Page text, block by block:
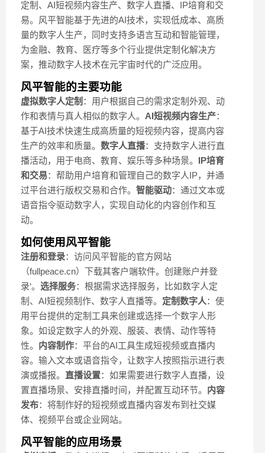
定制、AI短视频内容生产、数字人直播、IP培育和交
易。风平智能基于先进的AI技术，实现低成本、高质
量的数字人生产，同时支持多语言互动和智能管理，
为金融、教育、医疗等多个行业提供定制化解决方
案，推动数字人技术在元宇宙时代的广泛应用。
风平智能的主要功能
虚拟数字人定制 ：用户根据自己的需求定制外观、动
作和表情与真人相似的数字人。 AI短视频内容生产：
基于AI技术快速生成高质量的短视频内容，提高内容
生产的效率和质量。 数字人直播：支持数字人进行直
播活动，用于电商、教育、娱乐等多种场景。 IP培育
和交易：帮助用户培育和管理自己的数字人IP，并通
过平台进行版权交易和合作。 智能驱动：通过文本或
语音指令驱动数字人，实现自动化的内容创作和互
动。
如何使用风平智能
注册和登录：访问风平智能的官方网站
（fullpeace.cn）下载其客户端软件。创建账户并登
录‘。 选择服务：根据需求选择服务，比如数字人定
制、AI短视频制作、数字人直播等。 定制数字人：使
用平台提供的定制工具来创建或选择一个数字人形
象。如设定数字人的外观、服装、表情、动作等特
性。 内容制作：平台的AI工具生成短视频或直播内
容。输入文本或语音指令，让数字人按照指示进行表
演或播报。 直播设置：如果需要进行数字人直播，设
置直播场景、安排直播时间，并配置互动环节。 内容
发布：将制作好的短视频或直播内容发布到社交媒
体、视频平台或企业网站。
风平智能的应用场景